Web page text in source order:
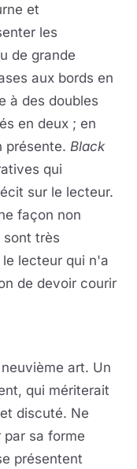
et
les
de grande
aux bords en
à des doubles
en deux ; en
présente. Black
qui
sur le lecteur.
façon non
sont très
lecteur qui n'a
de devoir courir
art. Un
qui mériterait
discuté. Ne
par sa forme
présentent